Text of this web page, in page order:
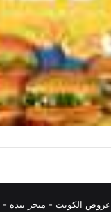
عروض الكويت - متجر بنده -